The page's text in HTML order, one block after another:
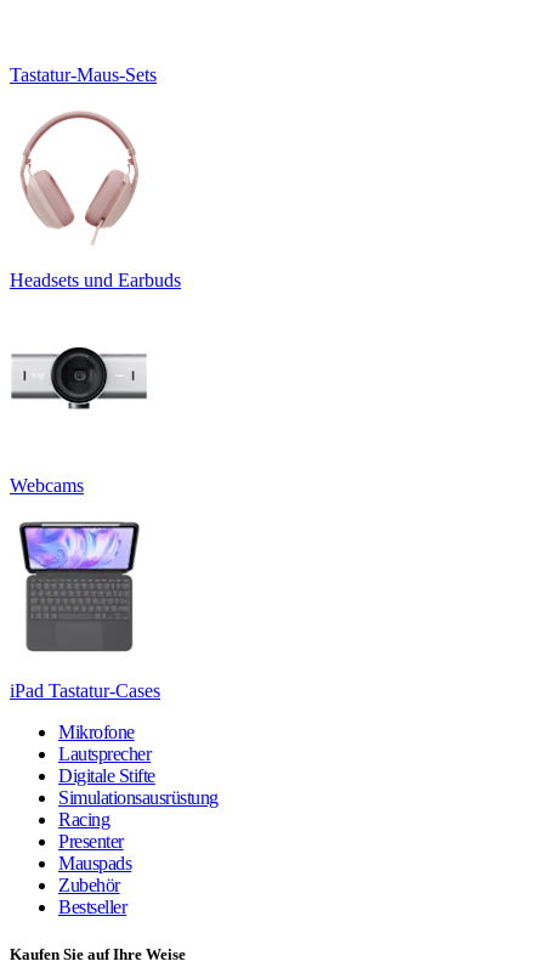
Tastatur-Maus-Sets
Headsets und Earbuds
Webcams
iPad Tastatur-Cases
Mikrofone
Lautsprecher
Digitale Stifte
Simulationsausrüstung
Racing
Presenter
Mauspads
Zubehör
Bestseller
Kaufen Sie auf Ihre Weise